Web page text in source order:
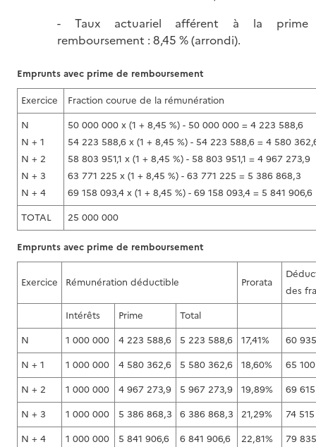
- Taux actuariel afférent à la
remboursement : 8,45 % (arrondi).
Exercice
Fraction courue de la rémunération
N
N + 1
N + 2
N + 3
N + 4
50 000 000 x (1 + 8,45 %) - 50 000 000 = 4 223 588,6
54 223 588,6 x (1 + 8,45 %) - 54 223 588,6 = 4 580
58 803 951,1 x (1 + 8,45 %) - 58 803 951,1 = 4 967 273,9
63 771 225 x (1 + 8,45 %) - 63 771 225 = 5 386 868,3
69 158 093,4 x (1 + 8,45 %) - 69 158 093,4 = 5 841 906,6
TOTAL
25 000 000
Emprunts avec prime de remboursement
Exercice Rémunération déductible Prorata
des
Intérêts
Prime
Total
N
1 000 000 4 223 588,6 5 223 588,6 17,41%
60 935
N + 1
1 000 000 4 580 362,6 5 580 362,6 18,60%
65 100
N + 2
1 000 000 4 967 273,9 5 967 273,9 19,89%
69 615
N + 3
1 000 000 5 386 868,3 6 386 868,3 21,29%
74 515
N + 4
1 000 000 5 841 906,6 6 841 906,6 22,81%
79 835
Emprunts avec prime de remboursement